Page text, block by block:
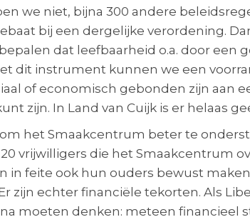
we niet, bijna 300 andere
bij een dergelijke verordening.
dat leefbaarheid o.a. door een
dit instrument kunnen we een
of economisch gebonden zijn aan
zijn. In Land van Cuijk is er helaas
het Smaakcentrum beter te
vrijwilligers die het Smaakcentrum
in feite ook hun ouders bewust
zijn echter financiële tekorten. Als
moeten denken: meteen financieel